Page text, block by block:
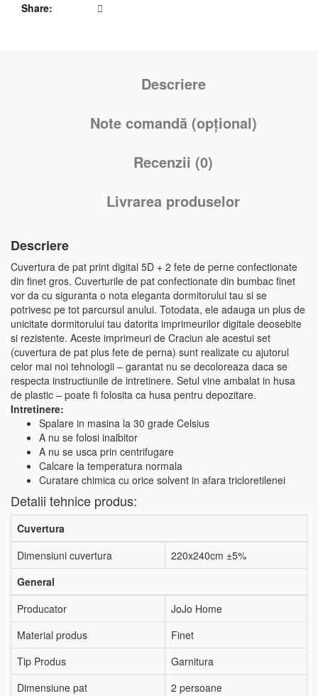
Share
Descriere
Note comandă (opțional)
Recenzii (0)
Livrarea produselor
Descriere
Cuvertura de pat print digital 5D + 2 fete de perne confectionate
din finet gros. Cuverturile de pat confectionate din bumbac finet
vor da cu siguranta o nota eleganta dormitorului tau si se
potrivesc pe tot parcursul anului. Totodata, ele adauga un plus de
unicitate dormitorului tau datorita imprimeurilor digitale deosebite
si rezistente. Aceste imprimeuri de Craciun ale acestui set
(cuvertura de pat plus fete de perna) sunt realizate cu ajutorul
celor mai noi tehnologii – garantat nu se decoloreaza daca se
respecta instructiunile de intretinere. Setul vine ambalat in husa
de plastic – poate fi folosita ca husa pentru depozitare.
Intretinere:
Spalare in masina la 30 grade Celsius
A nu se folosi inalbitor
A nu se usca prin centrifugare
Calcare la temperatura normala
Curatare chimica cu orice solvent in afara tricloretilenei
Detalii tehnice produs:
Cuvertura
Dimensiuni cuvertura
220x240cm ±5%
General
Producator
JoJo Home
Material produs
Finet
Tip Produs
Garnitura
Dimensiune pat
2 persoane